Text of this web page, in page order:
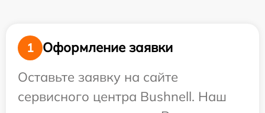
1
Оформление заявки
Оставьте заявку на сайте
сервисного центра Bushnell. Наш